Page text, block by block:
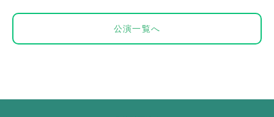
公演一覧へ